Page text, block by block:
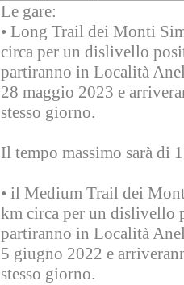
Le gare:
• Long Trail dei Monti
circa per un dislivello
partiranno in Località
28 maggio 2023 e
stesso giorno.
Il tempo massimo sarà di
• il Medium Trail dei
km circa per un dislivello
partiranno in Località
5 giugno 2022 e
stesso giorno.